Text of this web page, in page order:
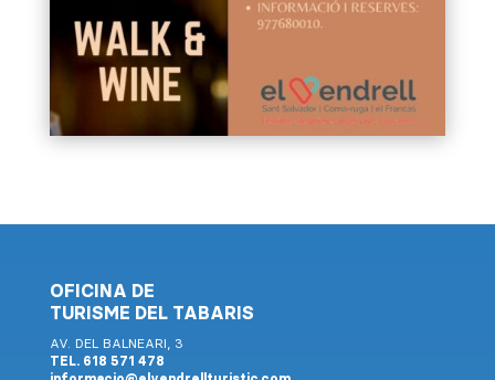
OFICINA DE
TURISME DEL TABARIS
AV. DEL BALNEARI, 3
TEL. 618 571 478